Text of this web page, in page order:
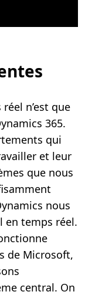
n’est que
365.
qui
et leur
que nous
nous
en temps réel.
de Microsoft,
central. On